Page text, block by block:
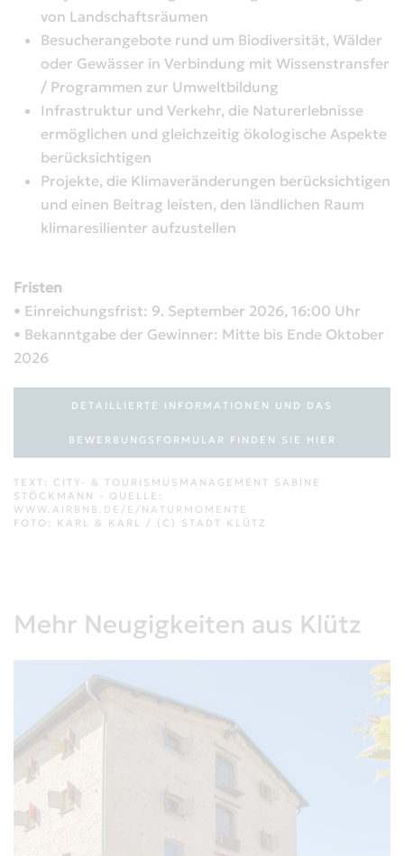
von Landschaftsräumen
Besucherangebote rund um Biodiversität, Wälder
oder Gewässer in Verbindung mit Wissenstransfer
/ Programmen zur Umweltbildung
Infrastruktur und Verkehr, die Naturerlebnisse
ermöglichen und gleichzeitig ökologische Aspekte
berücksichtigen
Projekte, die Klimaveränderungen berücksichtigen
und einen Beitrag leisten, den ländlichen Raum
klimaresilienter aufzustellen
Fristen
• Einreichungsfrist: 9. September 2026, 16:00 Uhr
• Bekanntgabe der Gewinner: Mitte bis Ende Oktober
2026
DETAILLIERTE INFORMATIONEN UND DAS
BEWERBUNGSFORMULAR FINDEN SIE HIER
TEXT: CITY- & TOURISMUSMANAGEMENT SABINE
STÖCKMANN - QUELLE:
WWW.AIRBNB.DE/E/NATURMOMENTE
FOTO: KARL & KARL / (C) STADT KLÜTZ
Mehr Neugigkeiten aus Klütz